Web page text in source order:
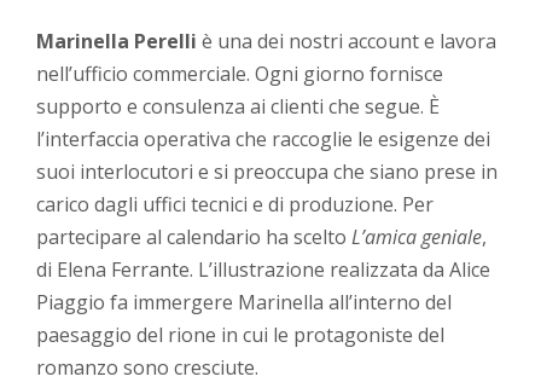
Marinella Perelli è una dei nostri account e lavora
nell’ufficio commerciale. Ogni giorno fornisce
supporto e consulenza ai clienti che segue. È
l’interfaccia operativa che raccoglie le esigenze dei
suoi interlocutori e si preoccupa che siano prese in
carico dagli uffici tecnici e di produzione. Per
partecipare al calendario ha sceltoL’amica geniale,
di Elena Ferrante. L’illustrazione realizzata da Alice
Piaggio fa immergere Marinella all’interno del
paesaggio del rione in cui le protagoniste del
romanzo sono cresciute.